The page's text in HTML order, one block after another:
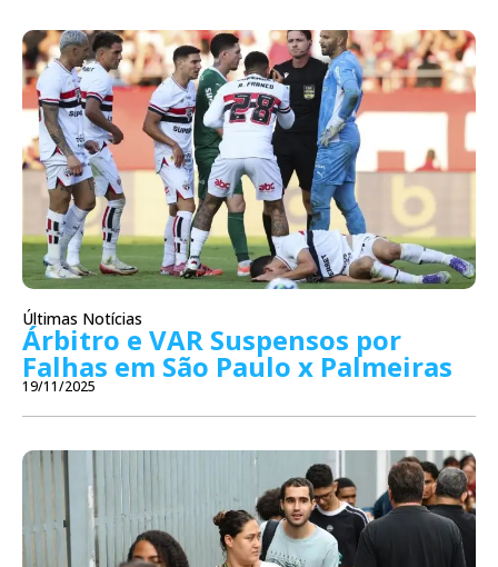
Últimas Notícias
Árbitro e VAR Suspensos por
Falhas em São Paulo x Palmeiras
19/11/2025